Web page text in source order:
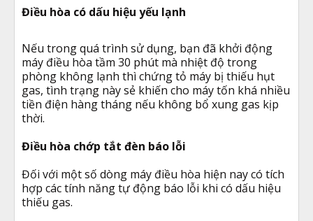
Điều hòa có dấu hiệu yếu lạnh
Nếu trong quá trình sử dụng, bạn đã khởi động
máy điều hòa tầm 30 phút mà nhiệt độ trong
phòng không lạnh thì chứng tỏ máy bị thiếu hụt
gas, tình trạng này sẻ khiến cho máy tốn khá nhiều
tiền điện hàng tháng nếu không bổ xung gas kịp
thời.
Điều hòa chớp tắt đèn báo lỗi
Đối với một số dòng máy điều hòa hiện nay có tích
hợp các tính năng tự động báo lỗi khi có dấu hiệu
thiếu gas.